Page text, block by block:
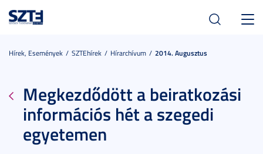
Hírek, Események SZTEhírek Hírarchívum 2014. Augusztus
Megkezdődött a beiratkozási
információs hét a szegedi
egyetemen